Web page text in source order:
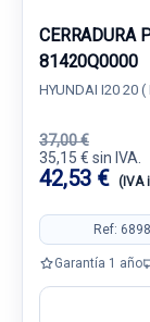
CERRADURA
81420Q0000
HYUNDAI I20 20
37,00 €
35,15 € sin IVA.
42,53 € (IVA
Ref:
Garantía 1 año